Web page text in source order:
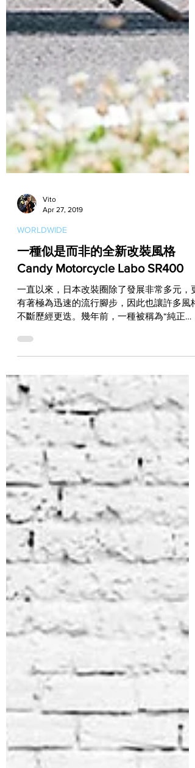
Apr 27, 2019
WORLDWIDE
一種似是而非的全新改裝風格
Candy Motorcycle Labo SR400
一直以來，日本改裝圈除了發展非常多元，更
有著極為迅速的流行腳步，因此也讓許多風格
不斷歷經更迭。幾年前，一種被稱為“純正
如果用最簡單的方式來解釋，就是遠看似乎和
原廠無異，但是細看卻...